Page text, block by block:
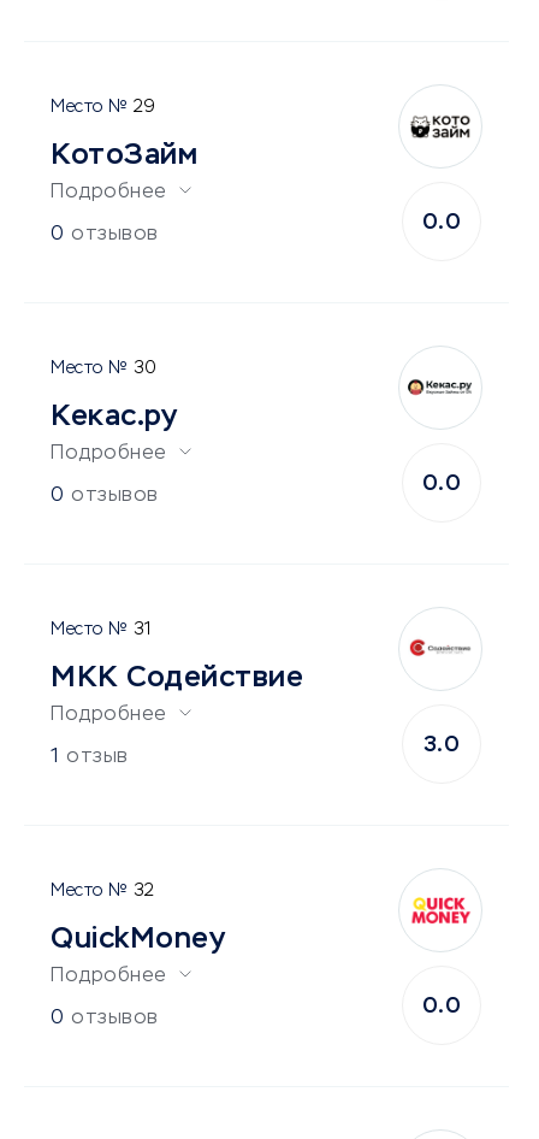
29
КотоЗайм
Подробнее
0 отзывов
0.0
30
Кекас.ру
Подробнее
0 отзывов
0.0
31
МКК Содействие
Подробнее
1 отзыв
3.0
32
QuickMoney
Подробнее
0 отзывов
0.0